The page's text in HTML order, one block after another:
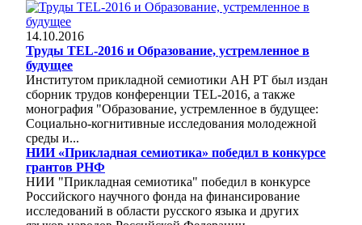
14.10.2016
Труды TEL-2016 и Образование, устремленное в
будущее
Институтом прикладной семиотики АН РТ был издан
сборник трудов конференции TEL-2016, а также
монография "Образование, устремленное в будущее:
Социально-когнитивные исследования молодежной
среды и...
НИИ «Прикладная семиотика» победил в конкурсе
грантов РНФ
НИИ "Прикладная семиотика" победил в конкурсе
Российского научного фонда на финансирование
исследований в области русского языка и других